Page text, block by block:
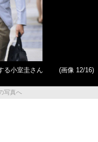
る小室圭さん
(画像 12/16)
写真へ